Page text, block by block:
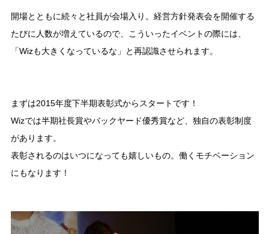
開場とともに続々と社員が会場入り。経営方針発表会を開催する
たびに人数が増えているので、こういったイベントの際には、
「Wizも大きくなっているな」と再認識させられます。
まずは2015年度下半期表彰式からスタートです！
Wizでは半期社長賞やバックヤード優秀賞など、独自の表彰制度
があります。
表彰されるのはいつになっても嬉しいもの。働くモチベーション
にもなります！